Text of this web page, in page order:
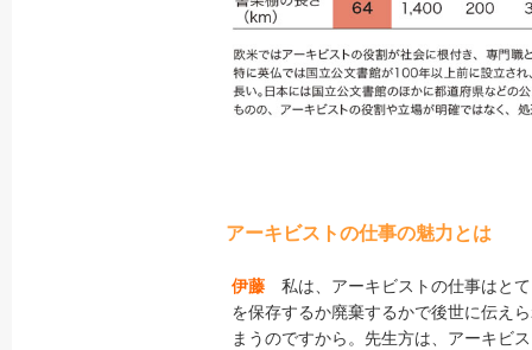
アーキビストの仕事の魅力とは
伊藤 私は、アーキビストの仕事はと
を保存するか廃棄するかで後世に伝え
まうのですから。先生方は、アーキビ